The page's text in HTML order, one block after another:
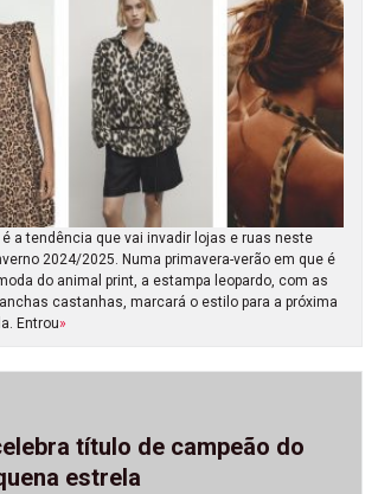
é a tendência que vai invadir lojas e ruas neste
2024/2025. Numa primavera-verão em que é
do animal print, a estampa leopardo, com as
castanhas, marcará o estilo para a próxima
Entrou»
título de campeão do
estrela